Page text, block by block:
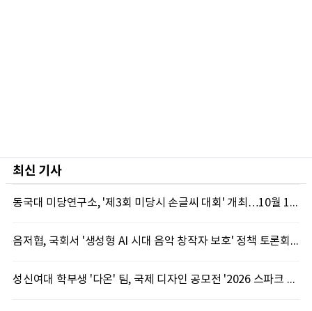
최신 기사
동국대 미당연구소, '제3회 미당시 손글씨 대회' 개최…10월 12일까지 접수
음저협, 국회서 '생성형 AI 시대 음악 창작자 보호' 정책 토론회 10일 개최
성신여대 학부생 '다온' 팀, 국제 디자인 공모전 '2026 스파크 어워드' 동상 수상